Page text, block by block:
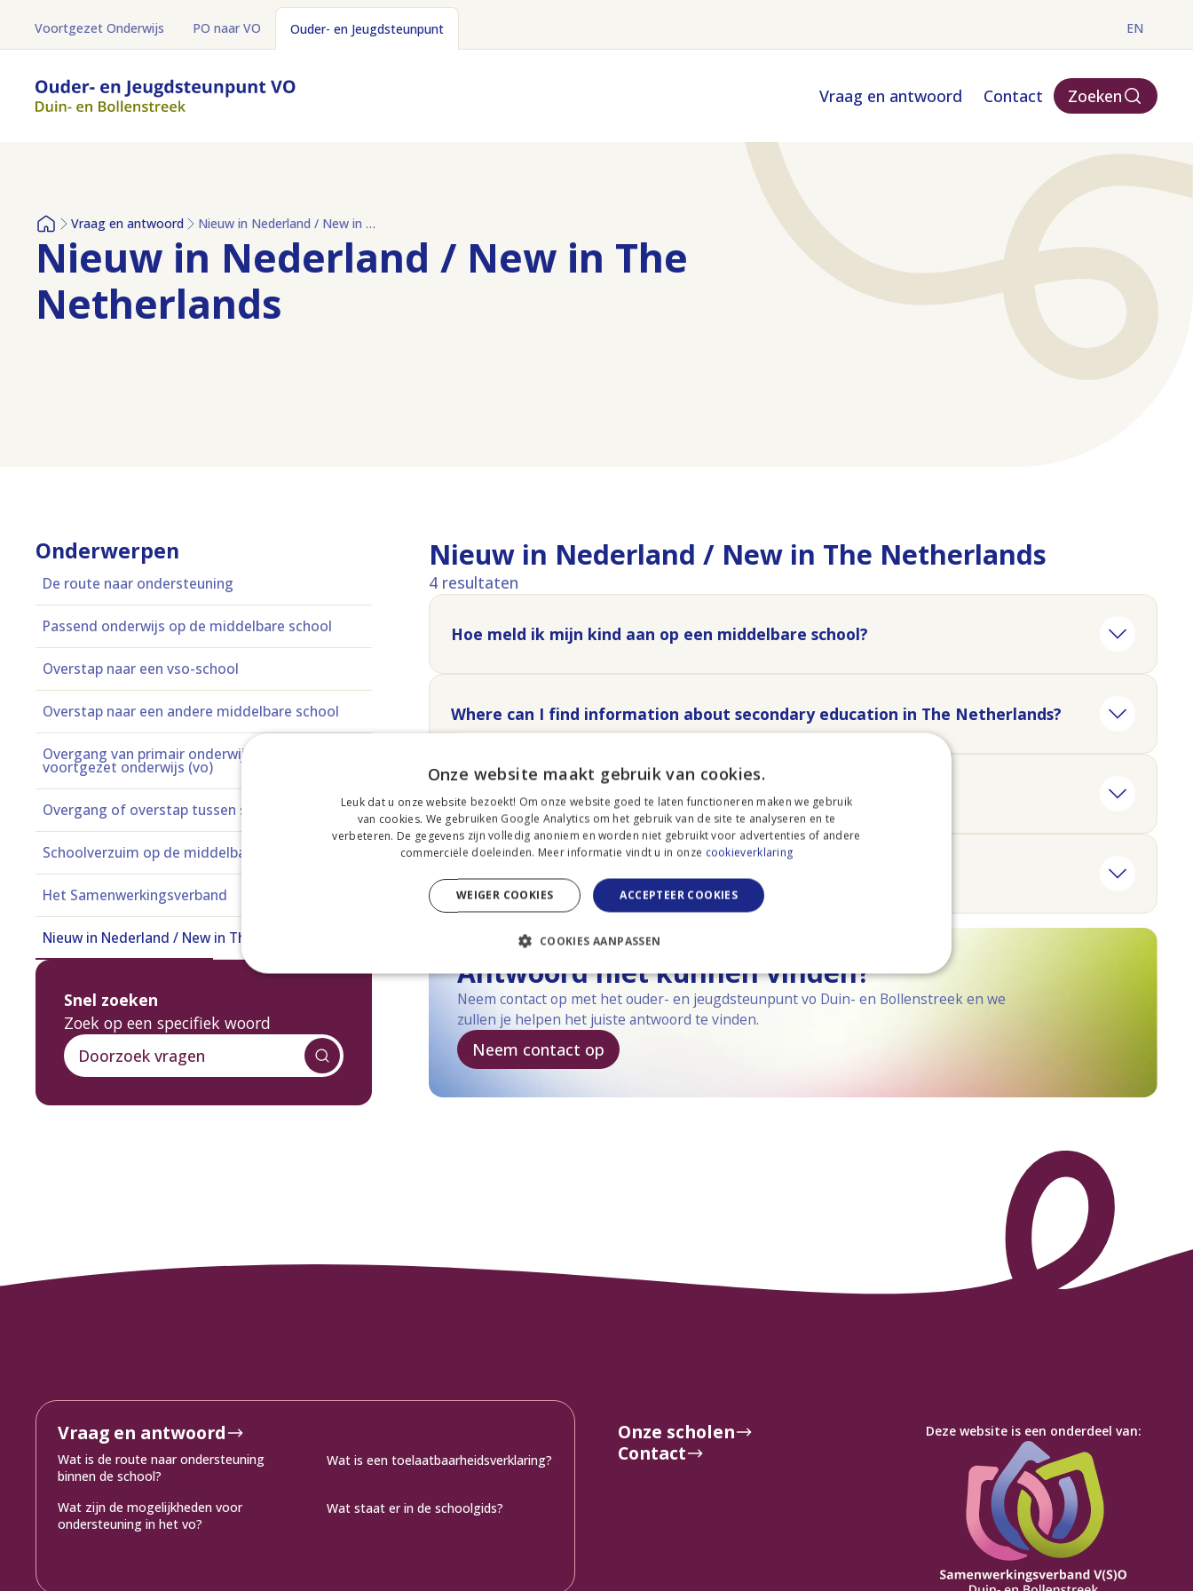
Voortgezet Onderwijs PO naar VO Ouder- en Jeugdsteunpunt EN
Vraag en antwoord Contact Zoeken
HomeVraag en antwoord Nieuw in Nederland / New in The Netherlands
Nieuw in Nederland / New in The
Netherlands
Onderwerpen
De route naar ondersteuning
Passend onderwijs op de middelbare school
Overstap naar een vso-school
Overstap naar een andere middelbare school
Overgang van primair onderwijs (po) naar
voortgezet onderwijs (vo)
Overgang of overstap tussen scholen
Schoolverzuim op de middelbare school
Het Samenwerkingsverband
Nieuw in Nederland / New in The Netherlands
Snel zoeken
Zoek op een specifiek woord
Doorzoek vragen
Nieuw in Nederland / New in The Netherlands
4 resultaten
Hoe meld ik mijn kind aan op een middelbare school?
Where can I find information about secondary education in The Netherlands?
Wat is een internationale schakelklas?
Wat is een internationale school?
Antwoord niet kunnen vinden?
Neem contact op met het ouder- en jeugdsteunpunt vo Duin- en Bollenstreek en we
zullen je helpen het juiste antwoord te vinden.
Neem contact op
Vraag en antwoord
Wat is de route naar ondersteuning
binnen de school?
Wat is een toelaatbaarheidsverklaring?
Wat zijn de mogelijkheden voor
ondersteuning in het vo?
Wat staat er in de schoolgids?
Onze scholen
Contact
Deze website is een onderdeel van:
Onze website maakt gebruik van cookies.
Leuk dat u onze website bezoekt! Om onze website goed te laten functioneren maken we gebruik
van cookies. We gebruiken Google Analytics om het gebruik van de site te analyseren en te
verbeteren. De gegevens zijn volledig anoniem en worden niet gebruikt voor advertenties of andere
commerciële doeleinden. Meer informatie vindt u in onze cookieverklaring
ACCEPTEER COOKIES
WEIGER COOKIES
COOKIES AANPASSEN